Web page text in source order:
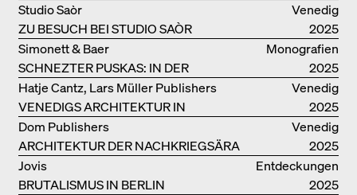
Venedig
ZU BESUCH BEI STUDIO SAÒR
Studio Saòr
2025
Monografien
SCHNEZTER PUSKAS: IN DER
DRITTEN GENERATION
Simonett & Baer
2025
Venedig
VENEDIGS ARCHITEKTUR IN
ELEMENTEN UND DIE STADT ALS
REALITÄT
Hatje Cantz, Lars Müller Publishers
2025
Venedig
ARCHITEKTUR DER NACHKRIEGSÄRA
IN VENEDIG
Dom Publishers
2025
Entdeckungen
BRUTALISMUS IN BERLIN
Jovis
2025